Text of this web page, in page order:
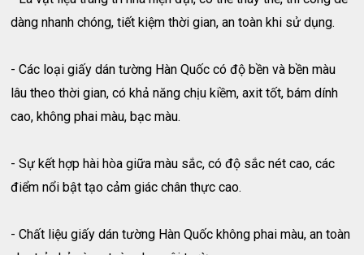
dàng nhanh chóng, tiết kiệm thời gian, an toàn khi sử dụng.
- Các loại giấy dán tường Hàn Quốc có độ bền và bền màu
lâu theo thời gian, có khả năng chịu kiềm, axit tốt, bám dính
cao, không phai màu, bạc màu.
- Sự kết hợp hài hòa giữa màu sắc, có độ sắc nét cao, các
điểm nổi bật tạo cảm giác chân thực cao.
- Chất liệu giấy dán tường Hàn Quốc không phai màu, an toàn